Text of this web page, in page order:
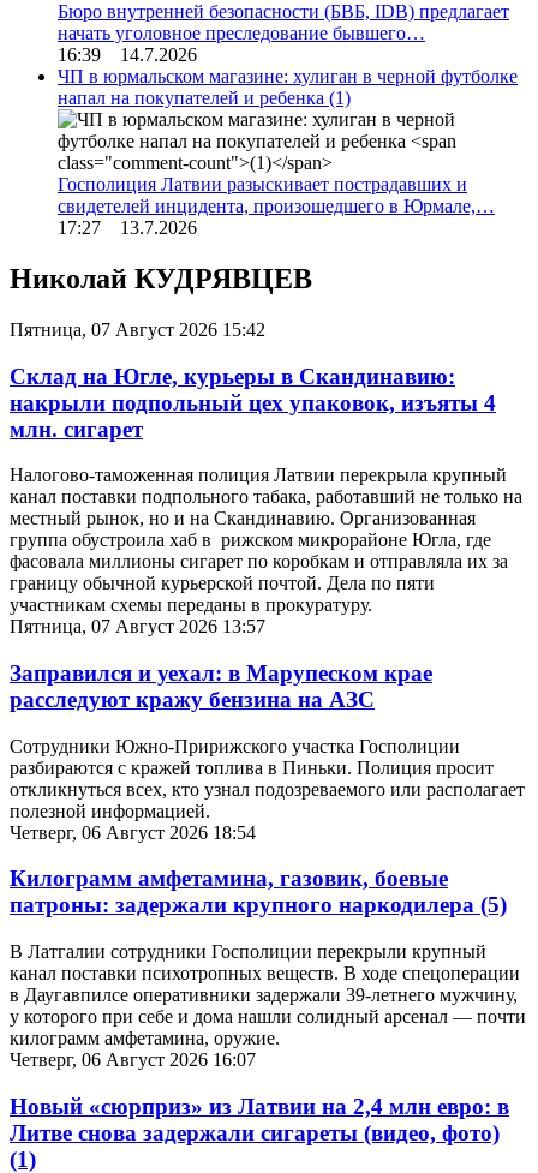
Бюро внутренней безопасности (БВБ, IDB) предлагает
начать уголовное преследование бывшего…
16:39 14.7.2026
ЧП в юрмальском магазине: хулиган в черной футболке
напал на покупателей и ребенка (1)
Госполиция Латвии разыскивает пострадавших и
свидетелей инцидента, произошедшего в Юрмале,…
17:27 13.7.2026
Николай КУДРЯВЦЕВ
Пятница, 07 Август 2026 15:42
Склад на Югле, курьеры в Скандинавию:
накрыли подпольный цех упаковок, изъяты 4
млн. сигарет
Налогово-таможенная полиция Латвии перекрыла крупный
канал поставки подпольного табака, работавший не только на
местный рынок, но и на Скандинавию. Организованная
группа обустроила хаб в рижском микрорайоне Югла, где
фасовала миллионы сигарет по коробкам и отправляла их за
границу обычной курьерской почтой. Дела по пяти
участникам схемы переданы в прокуратуру.
Пятница, 07 Август 2026 13:57
Заправился и уехал: в Марупеском крае
расследуют кражу бензина на АЗС
Сотрудники Южно-Пририжского участка Госполиции
разбираются с кражей топлива в Пиньки. Полиция просит
откликнуться всех, кто узнал подозреваемого или располагает
полезной информацией.
Четверг, 06 Август 2026 18:54
Килограмм амфетамина, газовик, боевые
патроны: задержали крупного наркодилера (5)
В Латгалии сотрудники Госполиции перекрыли крупный
канал поставки психотропных веществ. В ходе спецоперации
в Даугавпилсе оперативники задержали 39-летнего мужчину,
у которого при себе и дома нашли солидный арсенал — почти
килограмм амфетамина, оружие.
Четверг, 06 Август 2026 16:07
Новый «сюрприз» из Латвии на 2,4 млн евро: в
Литве снова задержали сигареты (видео, фото)
(1)